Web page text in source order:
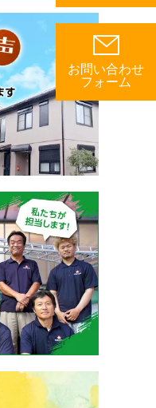
お問い合わせ
フォーム